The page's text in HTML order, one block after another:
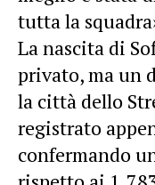
tutta la
La nascita di
privato, ma un
la città dello
registrato
confermando